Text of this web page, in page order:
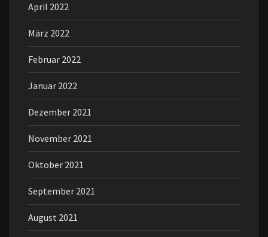
April 2022
März 2022
Februar 2022
Januar 2022
Dezember 2021
November 2021
Oktober 2021
September 2021
August 2021